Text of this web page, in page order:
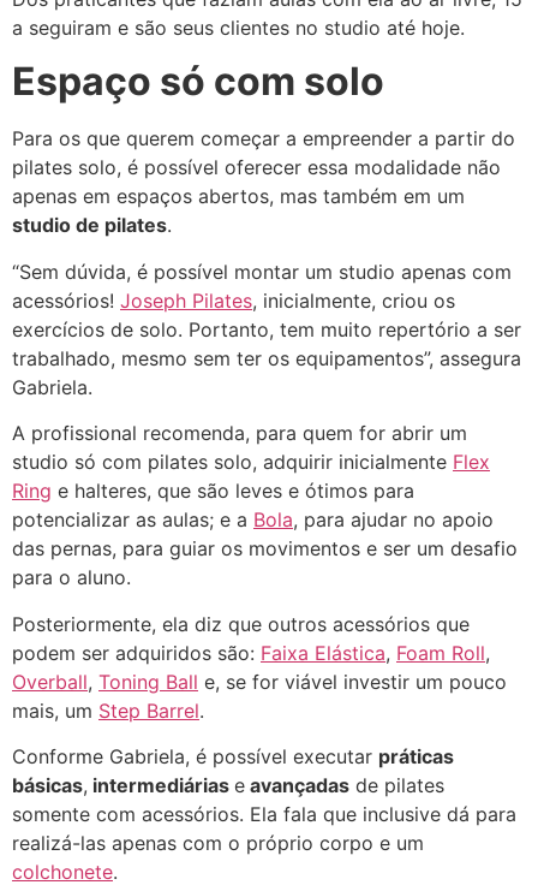
a seguiram e são seus clientes no studio até hoje.
Espaço só com solo
Para os que querem começar a empreender a partir do
pilates solo, é possível oferecer essa modalidade não
apenas em espaços abertos, mas também em um
studio de pilates.
“Sem dúvida, é possível montar um studio apenas com
acessórios! Joseph Pilates, inicialmente, criou os
exercícios de solo. Portanto, tem muito repertório a ser
trabalhado, mesmo sem ter os equipamentos”, assegura
Gabriela.
A profissional recomenda, para quem for abrir um
studio só com pilates solo, adquirir inicialmente Flex
Ring e halteres, que são leves e ótimos para
potencializar as aulas; e a Bola, para ajudar no apoio
das pernas, para guiar os movimentos e ser um desafio
para o aluno.
Posteriormente, ela diz que outros acessórios que
podem ser adquiridos são: Faixa Elástica, Foam Roll,
Overball, Toning Ball e, se for viável investir um pouco
mais, um Step Barrel.
Conforme Gabriela, é possível executar práticas
básicas, intermediárias e avançadas de pilates
somente com acessórios. Ela fala que inclusive dá para
realizá-las apenas com o próprio corpo e um
colchonete.